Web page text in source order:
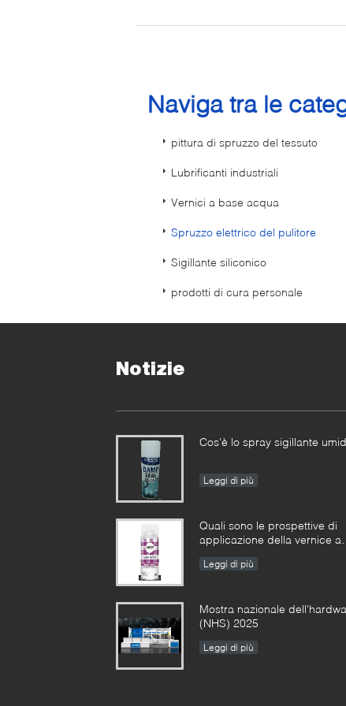
Naviga tra le
pittura di spruzzo del tessuto
Lubrificanti industriali
Vernici a base acqua
Spruzzo elettrico del pulitore
Sigillante siliconico
prodotti di cura personale
Notizie
Cos'è lo spray sigillante
Leggi di più
Quali sono le prospettive di
applicazione della vernice a
Leggi di più
Mostra nazionale
(NHS) 2025
Leggi di più